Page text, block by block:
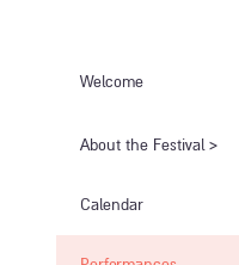
Welcome
​About the Festival​
Calendar